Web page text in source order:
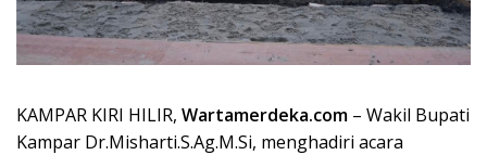
KAMPAR KIRI HILIR, Wartamerdeka.com – Wakil Bupati
Kampar Dr.Misharti.S.Ag.M.Si, menghadiri acara